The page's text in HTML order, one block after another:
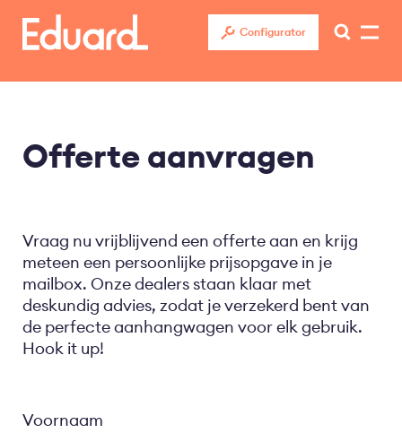
Overslaan
naar
Configurator
Offerte aanvragen
Vraag nu vrijblijvend een offerte aan en krijg
meteen een persoonlijke prijsopgave in je
mailbox. Onze dealers staan klaar met
deskundig advies, zodat je verzekerd bent van
de perfecte aanhangwagen voor elk gebruik.
Hook it up!
Voornaam